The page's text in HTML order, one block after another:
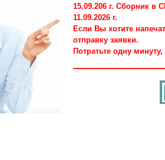
15.09.206 г. Сборник в
11.09.2026 г.
Если Вы хотите
отправку заявки.
Потратьте одну минуту,